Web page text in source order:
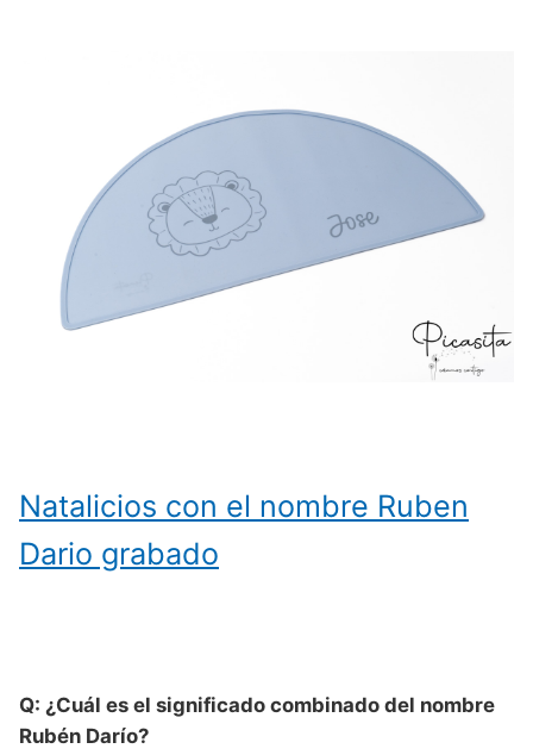
Natalicios con el nombre Ruben
Dario grabado
Q: ¿Cuál es el significado combinado del nombre
Rubén Darío?